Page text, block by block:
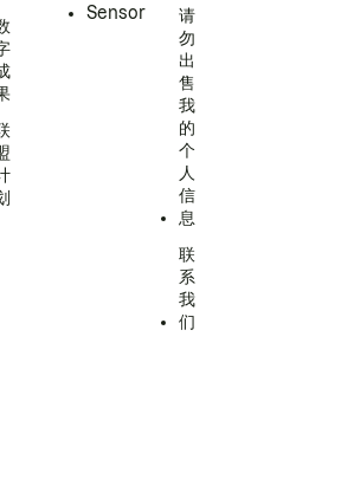
Sensor
请
勿
出
售
我
的
个
人
信
息
联
系
我
们